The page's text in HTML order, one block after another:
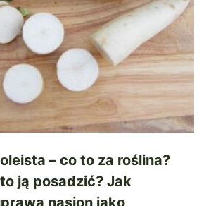
– co to za roślina?
ją posadzić? Jak